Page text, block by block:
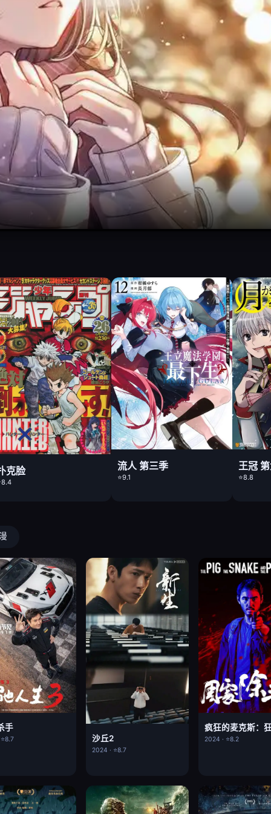
克脸 流人 第三季
⭐9.1
王冠
⭐8.8
手
沙丘2
2024 · ⭐8.7
2024 · ⭐8.2